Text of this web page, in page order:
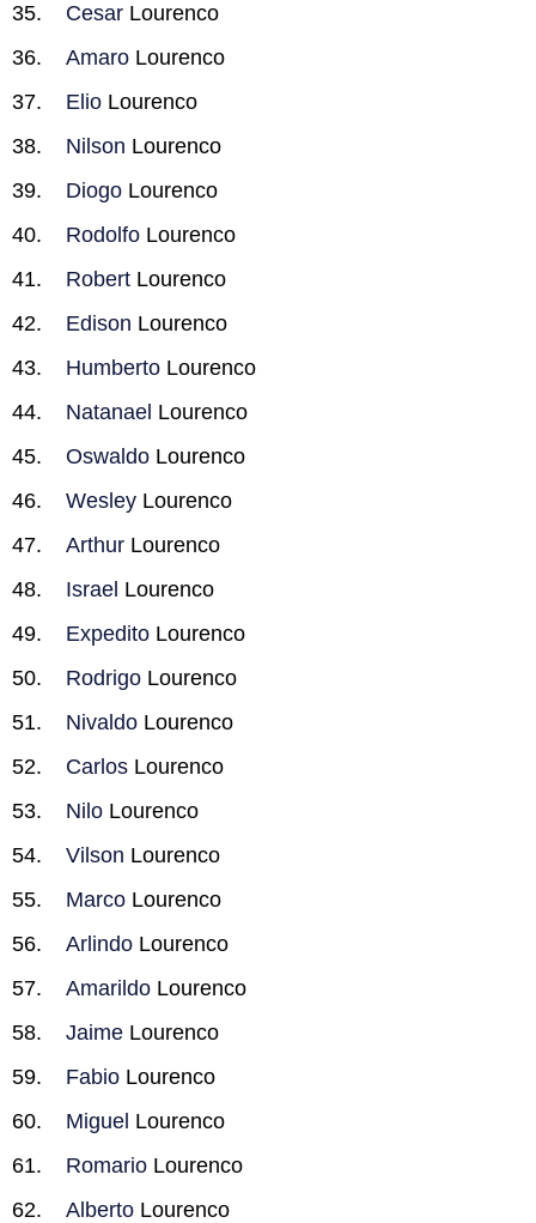
Cesar Lourenco
Amaro Lourenco
Elio Lourenco
Nilson Lourenco
Diogo Lourenco
Rodolfo Lourenco
Robert Lourenco
Edison Lourenco
Humberto Lourenco
Natanael Lourenco
Oswaldo Lourenco
Wesley Lourenco
Arthur Lourenco
Israel Lourenco
Expedito Lourenco
Rodrigo Lourenco
Nivaldo Lourenco
Carlos Lourenco
Nilo Lourenco
Vilson Lourenco
Marco Lourenco
Arlindo Lourenco
Amarildo Lourenco
Jaime Lourenco
Fabio Lourenco
Miguel Lourenco
Romario Lourenco
Alberto Lourenco